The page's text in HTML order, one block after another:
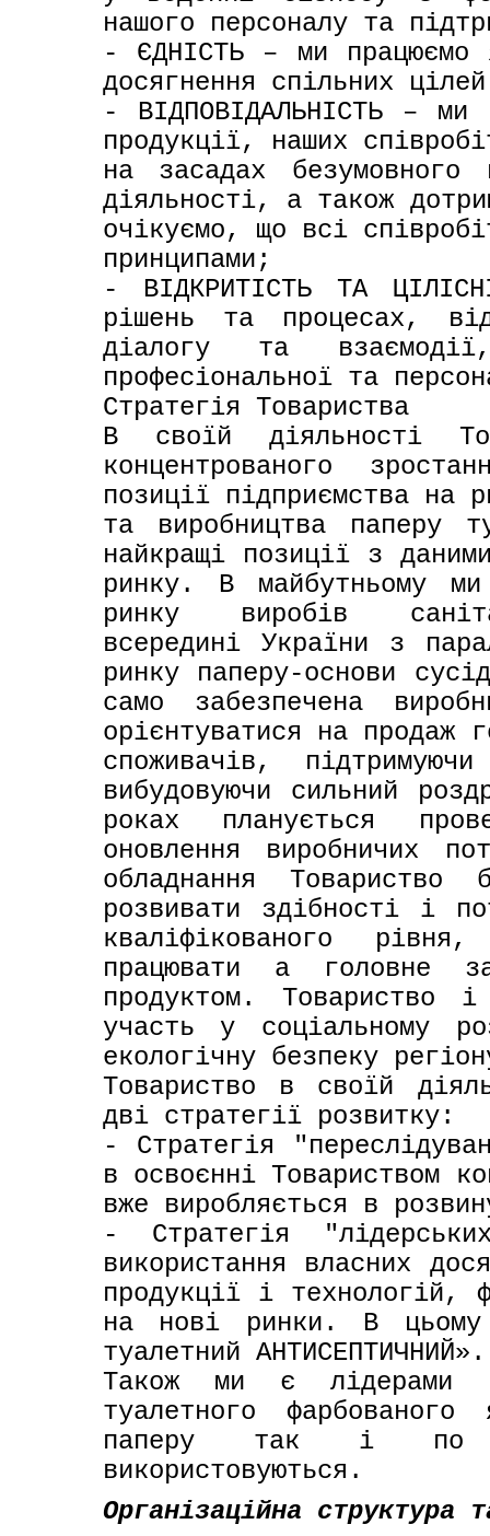
нашого персоналу та
- ЄДНІСТЬ – ми працюємо
досягнення спільних
- ВІДПОВІДАЛЬНІСТЬ – ми
продукції, наших
на засадах безумовного
діяльності, а також
очікуємо, що всі
принципами;
- ВІДКРИТІСТЬ ТА
рішень та процесах,
діалогу та
професіональної та
Стратегія Товариства
В своїй діяльності
концентрованого
позиції підприємства на
та виробництва паперу
найкращі позиції з
ринку. В майбутньому
ринку виробів
всередині України з
ринку паперу-основи
само забезпечена
орієнтуватися на продаж
споживачів,
вибудовуючи сильний
роках планується
оновлення виробничих
обладнання
розвивати здібності і
кваліфікованого
працювати а головне
продуктом. Товариство
участь у соціальному
екологічну безпеку
Товариство в своїй
дві стратегії розвитку:
- Стратегія
в освоєнні Товариством
вже виробляється в
- Стратегія
використання власних
продукції і технологій,
на нові ринки. В цьому
туалетний АНТИСЕПТИЧНИЙ».
Також ми є лідерами
туалетного
паперу так і по
використовуються.
Організаційна структура